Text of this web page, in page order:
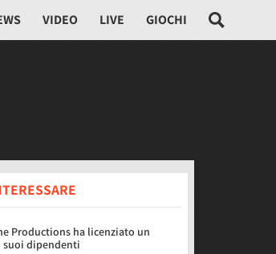
VIDEO LIVE GIOCHI
Productions ha licenziato un
suoi dipendenti